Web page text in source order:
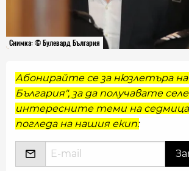
Снимка: © Булевард България
Абонирайте се за нюзлетъра на
България", за да получавате
интересните теми на
погледа на нашия екип: